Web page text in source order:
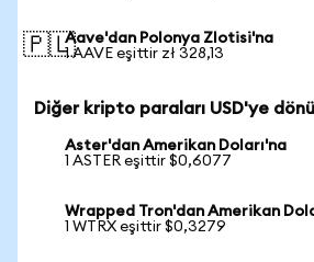
🇵🇱Aave'dan Polonya Zlotisi'na
1 AAVE eşittir zł 328,13
Diğer kripto paraları USD'ye
Aster'dan Amerikan Doları'na
1 ASTER eşittir $0,6077
Wrapped Tron'dan Amerikan
1 WTRX eşittir $0,3279